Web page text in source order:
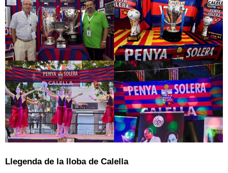
Llegenda de la lloba de Calella